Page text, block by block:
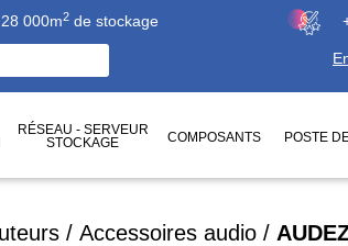
28 000m2 de stockage
RÉSEAU - SERVEUR
STOCKAGE
COMPOSANTS POSTE
/ Accessoires audio /